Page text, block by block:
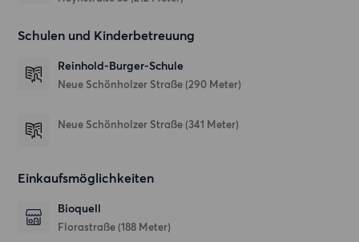
Schulen und Kinderbetreuung
Reinhold-Burger-Schule
Neue Schönholzer Straße (290 Meter)
Neue Schönholzer Straße (341 Meter)
Einkaufsmöglichkeiten
Bioquell
Florastraße (188 Meter)